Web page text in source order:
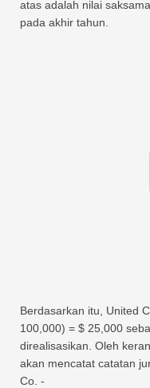
atas adalah nilai
pada akhir tahun.
Berdasarkan itu, United
100,000) = $ 25,000
direalisasikan. Oleh
akan mencatat catatan
Co. -